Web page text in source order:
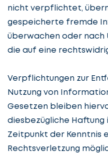
nicht verpflichtet,
gespeicherte fremde
überwachen oder nach
die auf eine
Verpflichtungen zur
Nutzung von
Gesetzen bleiben
diesbezügliche
Zeitpunkt der Kenntnis
Rechtsverletzung